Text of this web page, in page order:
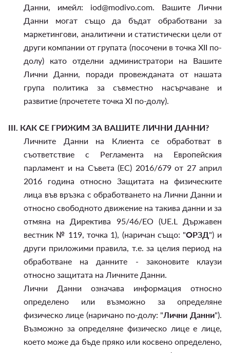
Данни, имейл: iod@modivo.com. Вашите Лични
Данни могат също да бъдат обработвани за
маркетингови, аналитични и статистически цели от
други компании от групата (посочени в точка XII по-
долу) като отделни администратори на Вашите
Лични Данни, поради провежданата от нашата
група политика за съвместно насърчаване и
развитие (прочетете точка XI по-долу).
III. КАК СЕ ГРИЖИМ ЗА ВАШИТЕ ЛИЧНИ ДАННИ?
Личните Данни на Клиента се обработват в
съответствие с Регламента на Европейския
парламент и на Съвета (ЕС) 2016/679 от 27 април
2016 година относно Защитата на физическите
лица във връзка с обработването на Лични Данни и
относно свободното движение на такива данни и за
отмяна на Директива 95/46/EО (UE.L Държавен
вестник № 119, точка 1), (наричан също: "ОРЗД") и
други приложими правила, т.е. за целия период на
обработване на данните - законовите клаузи
относно защитата на Личните Данни.
Лични Данни означава информация относно
определено или възможно за определяне
физическо лице (наричано по-долу: "Лични Данни").
Възможно за определяне физическо лице е лице,
което може да бъде пряко или косвено определено,